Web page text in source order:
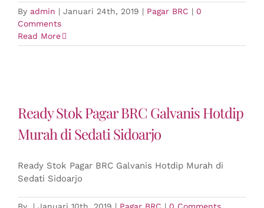
By admin | Januari 24th, 2019 | Pagar BRC | 0
Comments
Read More
Ready Stok Pagar BRC Galvanis Hotdip
Murah di Sedati Sidoarjo
Ready Stok Pagar BRC Galvanis Hotdip Murah di
Sedati Sidoarjo